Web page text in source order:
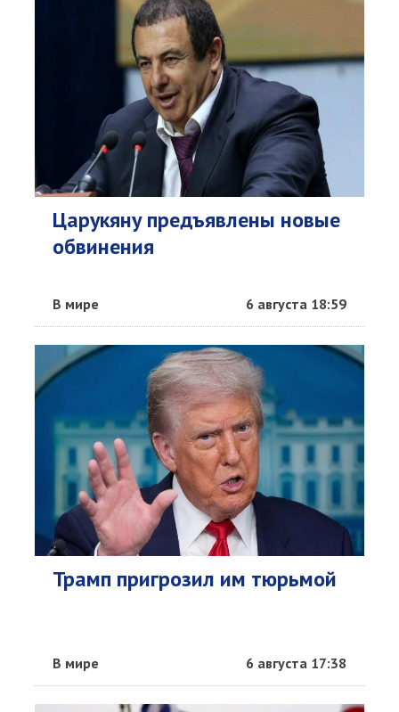
Царукяну предъявлены новые
обвинения
В мире 6 августа 18:59
Трамп пригрозил им тюрьмой
В мире 6 августа 17:38